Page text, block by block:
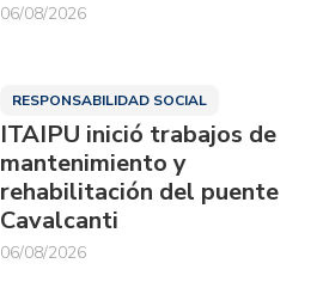
06/08/2026
RESPONSABILIDAD SOCIAL
ITAIPU inició trabajos de
mantenimiento y
rehabilitación del puente
Cavalcanti
06/08/2026